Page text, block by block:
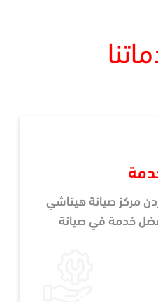
مركز صيانة هيتاشي
خدمة في صيانة